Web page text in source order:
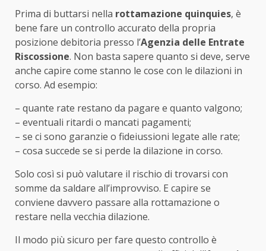
Prima di buttarsi nella rottamazione quinquies, è
bene fare un controllo accurato della propria
posizione debitoria presso l’Agenzia delle Entrate
Riscossione. Non basta sapere quanto si deve, serve
anche capire come stanno le cose con le dilazioni in
corso. Ad esempio:
– quante rate restano da pagare e quanto valgono;
– eventuali ritardi o mancati pagamenti;
– se ci sono garanzie o fideiussioni legate alle rate;
– cosa succede se si perde la dilazione in corso.
Solo così si può valutare il rischio di trovarsi con
somme da saldare all’improvviso. E capire se
conviene davvero passare alla rottamazione o
restare nella vecchia dilazione.
Il modo più sicuro per fare questo controllo è